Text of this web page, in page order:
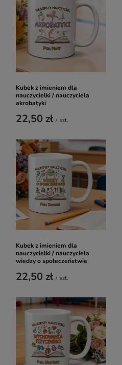
Kubek z imieniem dla
nauczycielki / nauczyciela
akrobatyki
22,50 zł / szt.
Kubek z imieniem dla
nauczycielki / nauczyciela
wiedzy o społeczeństwie
22,50 zł / szt.